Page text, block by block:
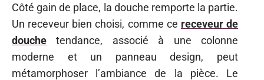
Côté gain de place, la douche remporte la partie.
Un receveur bien choisi, comme ce receveur de
douche tendance, associé à une colonne
moderne et un panneau design, peut
métamorphoser l’ambiance de la pièce. Le